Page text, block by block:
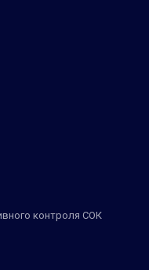
контроля СОК